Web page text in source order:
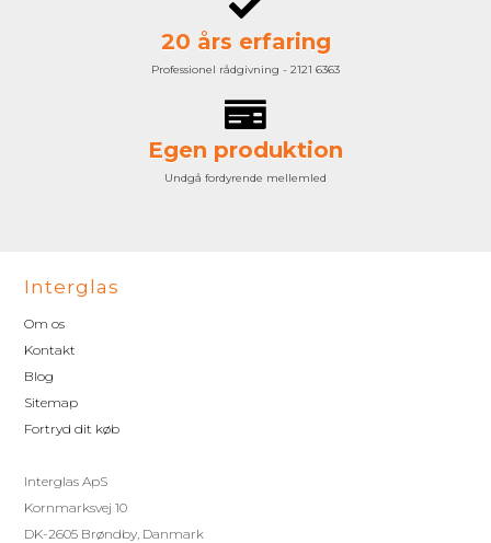
20 års erfaring
Professionel rådgivning - 2121 6363
Egen produktion
Undgå fordyrende mellemled
Interglas
Om os
Kontakt
Blog
Sitemap
Fortryd dit køb
Interglas ApS
Kornmarksvej 10
DK-2605 Brøndby, Danmark